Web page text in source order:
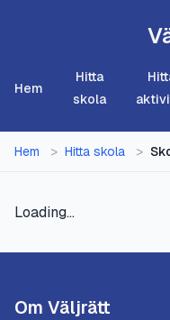
Hem
Hitta
skola
Hem > Hitta skola >
Loading...
Om Väljrätt